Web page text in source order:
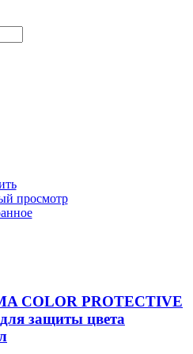
просмотр
COLOR PROTECTIVE
защиты цвета